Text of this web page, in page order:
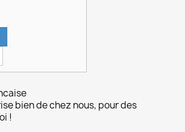
bien de chez nous, pour des
!